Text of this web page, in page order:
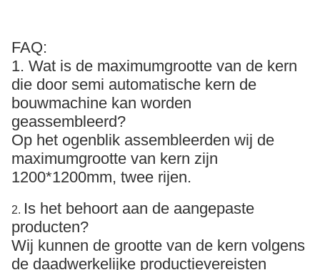
FAQ:
1. Wat is de maximumgrootte van de kern
die door semi automatische kern de
bouwmachine kan worden
geassembleerd?
Op het ogenblik assembleerden wij de
maximumgrootte van kern zijn
1200*1200mm, twee rijen.
2. Is het behoort aan de aangepaste
producten?
Wij kunnen de grootte van de kern volgens
de daadwerkelijke productievereisten